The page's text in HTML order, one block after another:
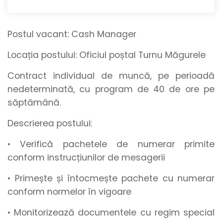
Postul vacant: Cash Manager
Locația postului: Oficiul poștal Turnu Măgurele
Contract individual de muncă, pe perioadă
nedeterminată, cu program de 40 de ore pe
săptămână.
Descrierea postului:
• Verifică pachetele de numerar primite
conform instrucțiunilor de mesagerii
• Primește și întocmește pachete cu numerar
conform normelor în vigoare
• Monitorizează documentele cu regim special